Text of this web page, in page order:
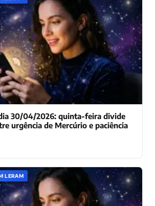
30/04/2026: quinta-feira divide
urgência de Mercúrio e paciência
LERAM